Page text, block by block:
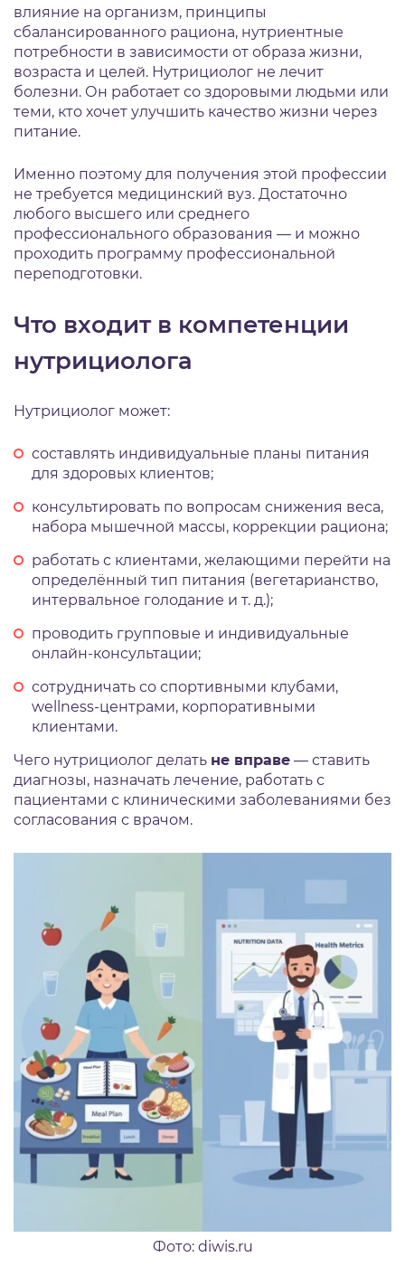
влияние на организм, принципы
сбалансированного рациона, нутриентные
потребности в зависимости от образа жизни,
возраста и целей. Нутрициолог не лечит
болезни. Он работает со здоровыми людьми или
теми, кто хочет улучшить качество жизни через
питание.
Именно поэтому для получения этой профессии
не требуется медицинский вуз. Достаточно
любого высшего или среднего
профессионального образования — и можно
проходить программу профессиональной
переподготовки.
Что входит в компетенции
нутрициолога
Нутрициолог может:
составлять индивидуальные планы питания
для здоровых клиентов;
консультировать по вопросам снижения веса,
набора мышечной массы, коррекции рациона;
работать с клиентами, желающими перейти на
определённый тип питания (вегетарианство,
интервальное голодание и т. д.);
проводить групповые и индивидуальные
онлайн-консультации;
сотрудничать со спортивными клубами,
wellness-центрами, корпоративными
клиентами.
Чего нутрициолог делать не вправе — ставить
диагнозы, назначать лечение, работать с
пациентами с клиническими заболеваниями без
согласования с врачом.
Фото: diwis.ru